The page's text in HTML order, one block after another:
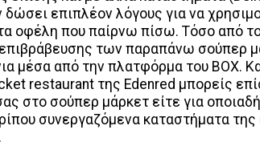
δώσει επιπλέον λόγους για να
οφέλη που παίρνω πίσω. Τόσο από
των παραπάνω σούπερ
μέσα από την πλατφόρμα του ΒΟΧ.
restaurant της Edenred μπορείς
στο σούπερ μάρκετ είτε για
συνεργαζόμενα καταστήματα